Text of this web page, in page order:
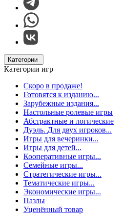
Категории
Категории игр
Скоро в продаже!
Готовятся к изданию...
Зарубежные издания...
Настольные ролевые игры
Абстрактные и логические
Дуэль. Для двух игроков...
Игры для вечеринки...
Игры для детей...
Кооперативные игры...
Семейные игры...
Стратегические игры...
Тематические игры...
Экономические игры...
Пазлы
Уценённый товар